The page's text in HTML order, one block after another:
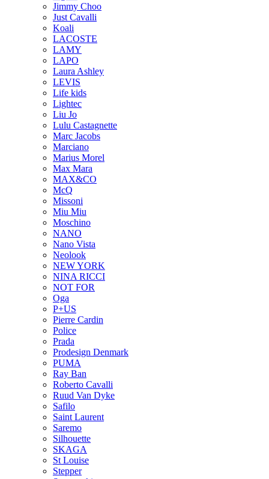
Jimmy Choo
Just Cavalli
Koali
LACOSTE
LAMY
LAPO
Laura Ashley
LEVIS
Life kids
Lightec
Liu Jo
Lulu Castagnette
Marc Jacobs
Marciano
Marius Morel
Max Mara
MAX&CO
McQ
Missoni
Miu Miu
Moschino
NANO
Nano Vista
Neolook
NEW YORK
NINA RICCI
NOT FOR
Oga
P+US
Pierre Cardin
Police
Prada
Prodesign Denmark
PUMA
Ray Ban
Roberto Cavalli
Ruud Van Dyke
Safilo
Saint Laurent
Saremo
Silhouette
SKAGA
St Louise
Stepper